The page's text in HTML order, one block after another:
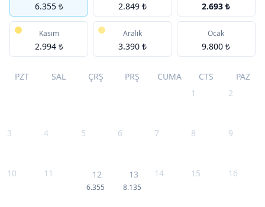
6.355 ₺ 2.849 ₺ 2.693 ₺
Kasım
2.994 ₺
Aralık
3.390 ₺
Ocak
9.800 ₺
PZT SAL ÇRŞ PRŞ CUMA CTS
PAZ
1
2
3 4 5 6 7 8 9
10 11 12
6.355
13
8.135
14 15 16